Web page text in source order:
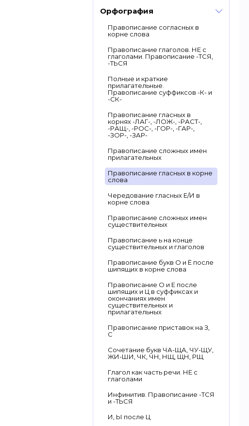
Орфография
Правописание согласных в
корне слова
Правописание глаголов. НЕ с
глаголами. Правописание -ТСЯ,
-ТЬСЯ
Полные и краткие
прилагательные.
Правописание суффиксов -К- и
-СК-
Правописание гласных в
корнях -ЛАГ-, -ЛОЖ-, -РАСТ-,
-РАЩ-, -РОС-, -ГОР-, -ГАР-,
-ЗОР-, -ЗАР-
Правописание сложных имен
прилагательных
Правописание гласных в корне
слова
Чередование гласных Е/И в
корне слова
Правописание сложных имен
существительных
Правописание ь на конце
существительных и глаголов
Правописание букв О и Ё после
шипящих в корне слова
Правописание О и Е после
шипящих и Ц в суффиксах и
окончаниях имен
существительных и
прилагательных
Правописание приставок на З,
С
Сочетание букв ЧА-ЩА, ЧУ-ЩУ,
ЖИ-ШИ, ЧК, ЧН, НЩ, ЩН, РЩ
Глагол как часть речи. НЕ с
глаголами
Инфинитив. Правописание -ТСЯ
и -ТЬСЯ
И, Ы после Ц